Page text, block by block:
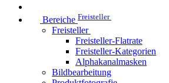
Bereiche Freisteller
Freisteller
Freisteller-Flatrate
Freisteller-Kategorien
Alphakanalmasken
Bildbearbeitung